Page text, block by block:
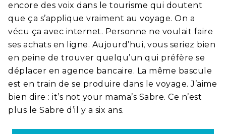
encore des voix dans le tourisme qui doutent
que ça s’applique vraiment au voyage. On a
vécu ça avec internet. Personne ne voulait faire
ses achats en ligne. Aujourd’hui, vous seriez bien
en peine de trouver quelqu’un qui préfère se
déplacer en agence bancaire. La même bascule
est en train de se produire dans le voyage. J’aime
bien dire : it’s not your mama’s Sabre. Ce n’est
plus le Sabre d’il y a six ans.